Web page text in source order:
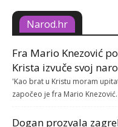
Narod.hr
Fra Mario Knezović
Krista izvuče svoj
'Kao brat u Kristu moram
započeo je fra Mario Knezović.
Dogan prozvala